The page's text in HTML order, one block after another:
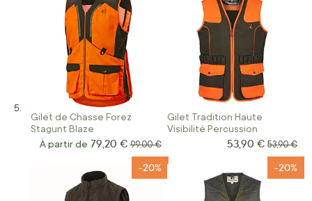
Gilet de Chasse Forez
Stagunt Blaze
À partir de 79,20 € Prix normal
99,00 €
Gilet Tradition Haute
Visibilité Percussion
53,90 € Prix
53,90 €
-20% -20%